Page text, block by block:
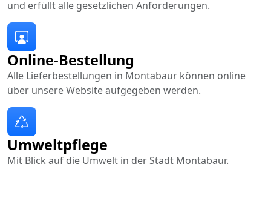
Online-Bestellung
Alle Lieferbestellungen in Montabaur können online
über unsere Website aufgegeben werden.
und erfüllt alle gesetzlichen Anforderungen.
Umweltpflege
Mit Blick auf die Umwelt in der Stadt Montabaur.